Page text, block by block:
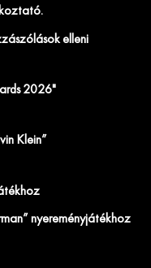
elleni
2026"
Klein”
nyereményjátékhoz